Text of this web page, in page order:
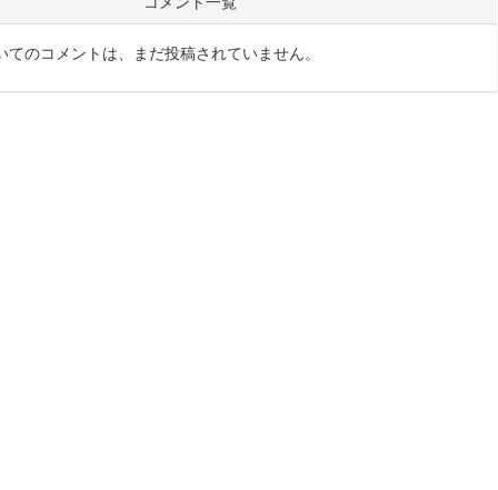
てのコメントは、まだ投稿されていません。